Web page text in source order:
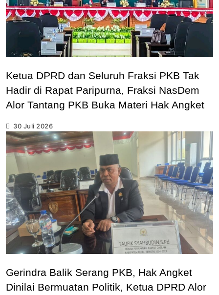
Ketua DPRD dan Seluruh Fraksi PKB Tak
Hadir di Rapat Paripurna, Fraksi NasDem
Alor Tantang PKB Buka Materi Hak Angket
30 Juli 2026
Gerindra Balik Serang PKB, Hak Angket
Dinilai Bermuatan Politik, Ketua DPRD Alor